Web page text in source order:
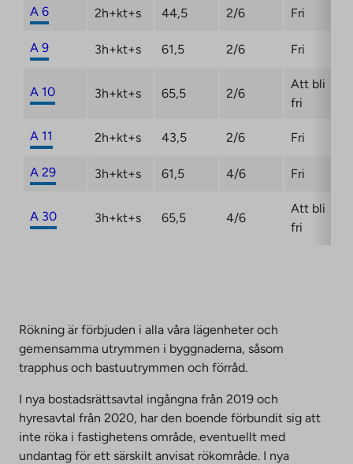
new
A 6 2h+kt+s 44,5 2/6 Fri
A 9 3h+kt+s 61,5 2/6 Fri
A 10 3h+kt+s 65,5 2/6
Att bli
fri
A 11 2h+kt+s 43,5 2/6 Fri
A 29 3h+kt+s 61,5 4/6 Fri
A 30 3h+kt+s 65,5 4/6
Att bli
fri
Rökning är förbjuden i alla våra lägenheter och
gemensamma utrymmen i byggnaderna, såsom
trapphus och bastuutrymmen och förråd.
I nya bostadsrättsavtal ingångna från 2019 och
hyresavtal från 2020, har den boende förbundit sig att
inte röka i fastighetens område, eventuellt med
undantag för ett särskilt anvisat rökområde. I nya